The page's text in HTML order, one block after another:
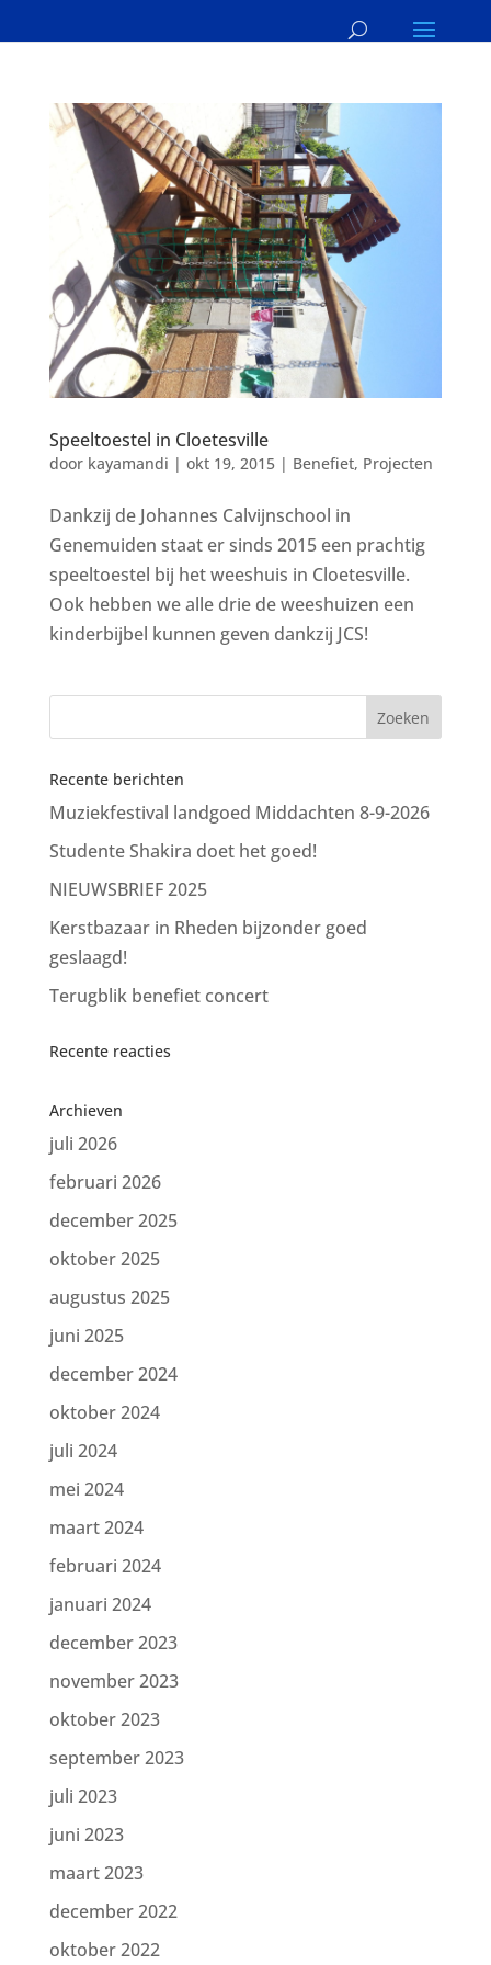
Speeltoestel in Cloetesville
door kayamandi | okt 19, 2015| Benefiet, Projecten
Dankzij de Johannes Calvijnschool in
Genemuiden staat er sinds 2015 een prachtig
speeltoestel bij het weeshuis in Cloetesville.
Ook hebben we alle drie de weeshuizen een
kinderbijbel kunnen geven dankzij JCS!
Recente berichten
Muziekfestival landgoed Middachten 8-9-2026
Studente Shakira doet het goed!
NIEUWSBRIEF 2025
Kerstbazaar in Rheden bijzonder goed
geslaagd!
Terugblik benefiet concert
Recente reacties
Archieven
juli 2026
februari 2026
december 2025
oktober 2025
augustus 2025
juni 2025
december 2024
oktober 2024
juli 2024
mei 2024
maart 2024
februari 2024
januari 2024
december 2023
november 2023
oktober 2023
september 2023
juli 2023
juni 2023
maart 2023
december 2022
oktober 2022